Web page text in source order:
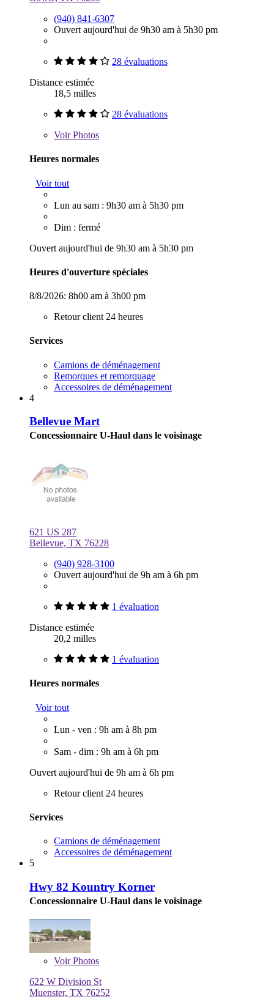
(940) 841-6307
Ouvert aujourd'hui de 9h30 am à 5h30 pm
28 évaluations
Distance estimée
18,5 milles
28 évaluations
VoirPhotos
Heures normales
Voir tout
Lun au sam : 9h30 am à 5h30 pm
Dim : fermé
Ouvert aujourd'hui de 9h30 am à 5h30 pm
Heures d'ouverture spéciales
8/8/2026: 8h00 am à 3h00 pm
Retour client 24 heures
Services
Camions de déménagement
Remorques et remorquage
Accessoires de déménagement
4
Bellevue Mart
Concessionnaire U-Haul dans le voisinage
621 US 287
Bellevue, TX 76228
(940) 928-3100
Ouvert aujourd'hui de 9h am à 6h pm
1 évaluation
Distance estimée
20,2 milles
1 évaluation
Heures normales
Voir tout
Lun - ven : 9h am à 8h pm
Sam - dim : 9h am à 6h pm
Ouvert aujourd'hui de 9h am à 6h pm
Retour client 24 heures
Services
Camions de déménagement
Accessoires de déménagement
5
Hwy 82 Kountry Korner
Concessionnaire U-Haul dans le voisinage
VoirPhotos
622 W Division St
Muenster, TX 76252